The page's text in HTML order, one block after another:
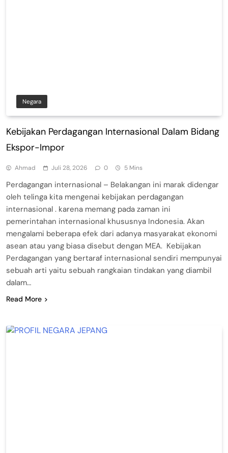
Negara
Kebijakan Perdagangan Internasional Dalam Bidang
Ekspor-Impor
Ahmad Juli 28, 2026 0 5 Mins
Perdagangan internasional – Belakangan ini marak didengar
oleh telinga kita mengenai kebijakan perdagangan
internasional . karena memang pada zaman ini
pemerintahan internasional khususnya Indonesia. Akan
mengalami beberapa efek dari adanya masyarakat ekonomi
asean atau yang biasa disebut dengan MEA. Kebijakan
Perdagangan yang bertaraf internasional sendiri mempunyai
sebuah arti yaitu sebuah rangkaian tindakan yang diambil
dalam…
Read More